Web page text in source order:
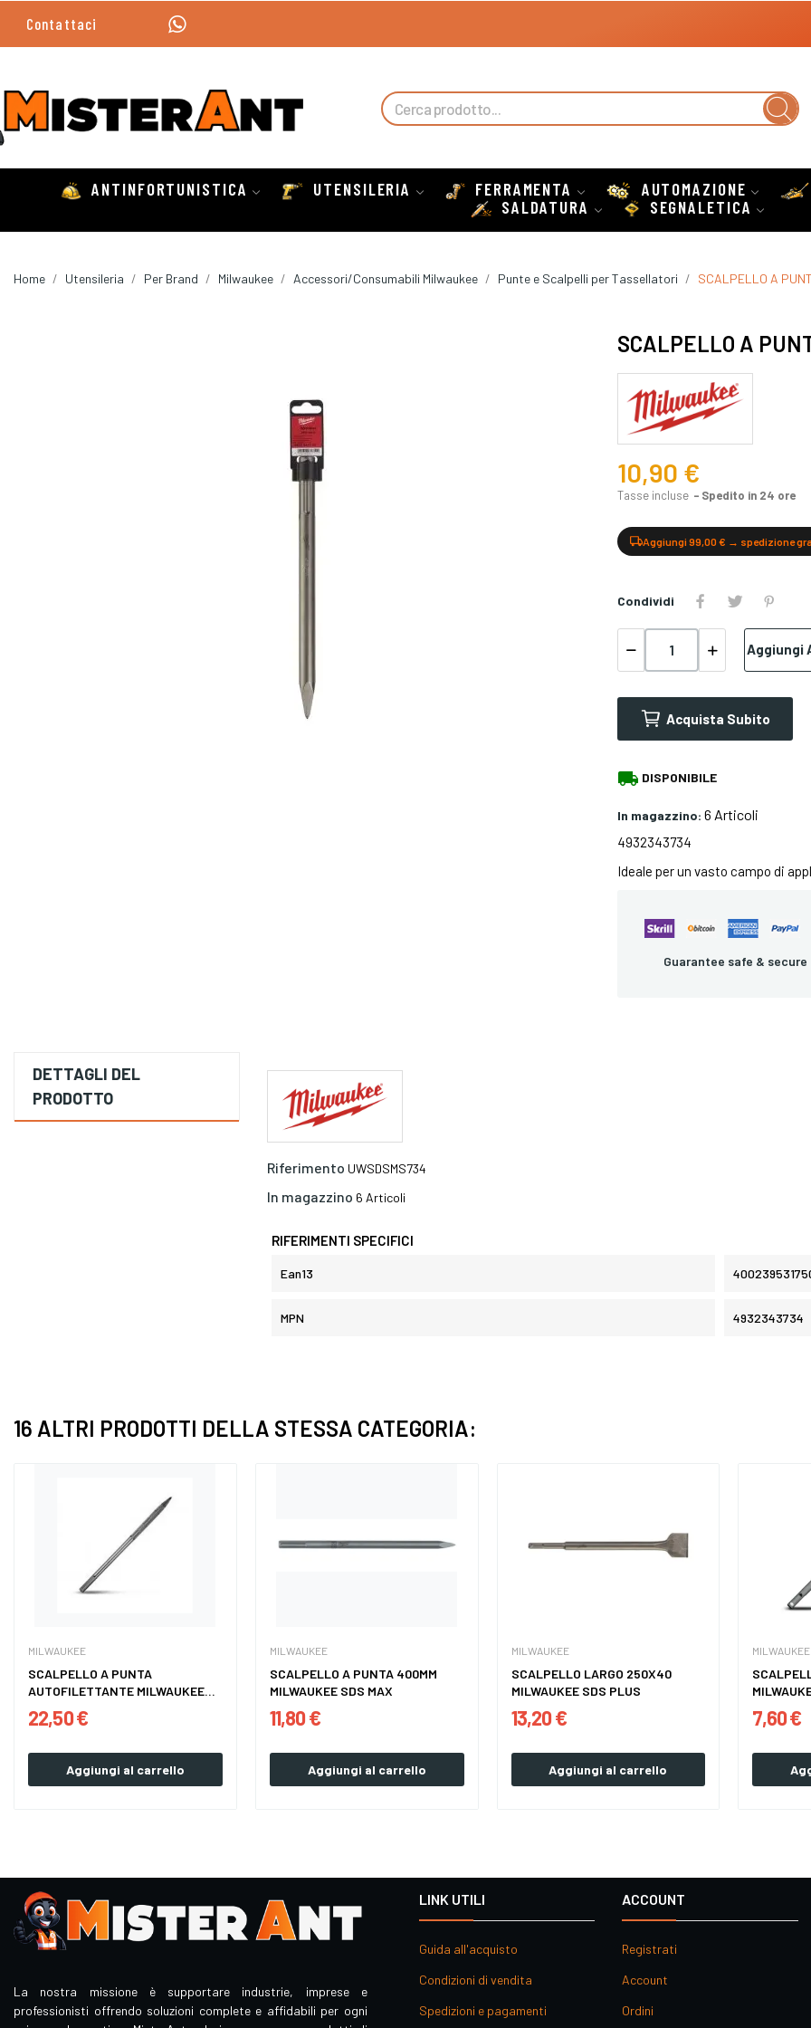
Contattaci
ANTINFORTUNISTICA UTENSILERIA FERRAMENTA
AUTOMAZIONE
SALDATURA
SEGNALETICA
Home Utensileria Per Brand Milwaukee Accessori/Consumabili Milwaukee Punte e Scalpelli per Tassellatori SCALPELLO A
SCALPELLO A
10,90 €
Tasse incluse Spedito in 24 ore
Aggiungi 99,00 € → spedizione
Condividi
Aggiungi
Acquista Subito
local_shipping DISPONIBILE
In magazzino: 6 Articoli
4932343734
Ideale per un vasto campo di
Guarantee safe &
DETTAGLI DEL
PRODOTTO
Riferimento UWSDSMS734
In magazzino 6 Articoli
RIFERIMENTI SPECIFICI
Ean13
MPN 4932343734
16 ALTRI PRODOTTI DELLA STESSA CATEGORIA:
MILWAUKEE
SCALPELLO A PUNTA
AUTOFILETTANTE MILWAUKEE
SDS MAX
22,50 €
Aggiungi al carrello
MILWAUKEE
SCALPELLO A PUNTA 400MM
MILWAUKEE SDS MAX
11,80 €
Aggiungi al carrello
MILWAUKEE
SCALPELLO LARGO 250X40
MILWAUKEE SDS PLUS
13,20 €
Aggiungi al carrello
MILWAUKEE
7,60 €
La nostra missione è supportare industrie, imprese e
professionisti offrendo soluzioni complete e affidabili per ogni
LINK UTILI
Guida all'acquisto
Condizioni di vendita
Spedizioni e pagamenti
ACCOUNT
Registrati
Account
Ordini